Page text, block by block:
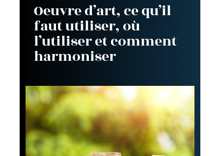
Oeuvre d’art, ce qu’il
faut utiliser, où
l’utiliser et comment
harmoniser